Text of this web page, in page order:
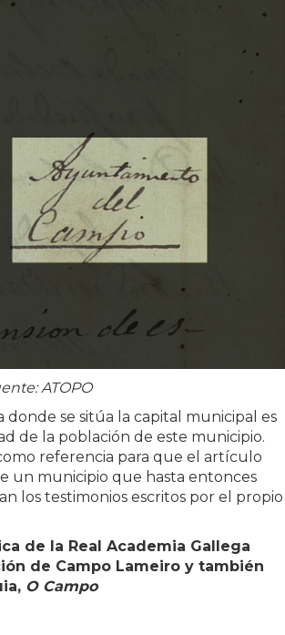
ATOPO
se sitúa la capital municipal es
de la población de este municipio.
referencia para que el artículo
un municipio que hasta entonces
los testimonios escritos por el propio
de la Real Academia Gallega
de Campo Lameiro y también
O Campo